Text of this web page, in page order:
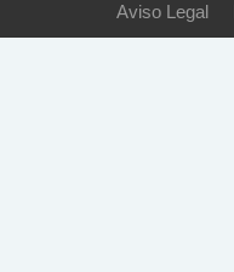
Aviso Legal